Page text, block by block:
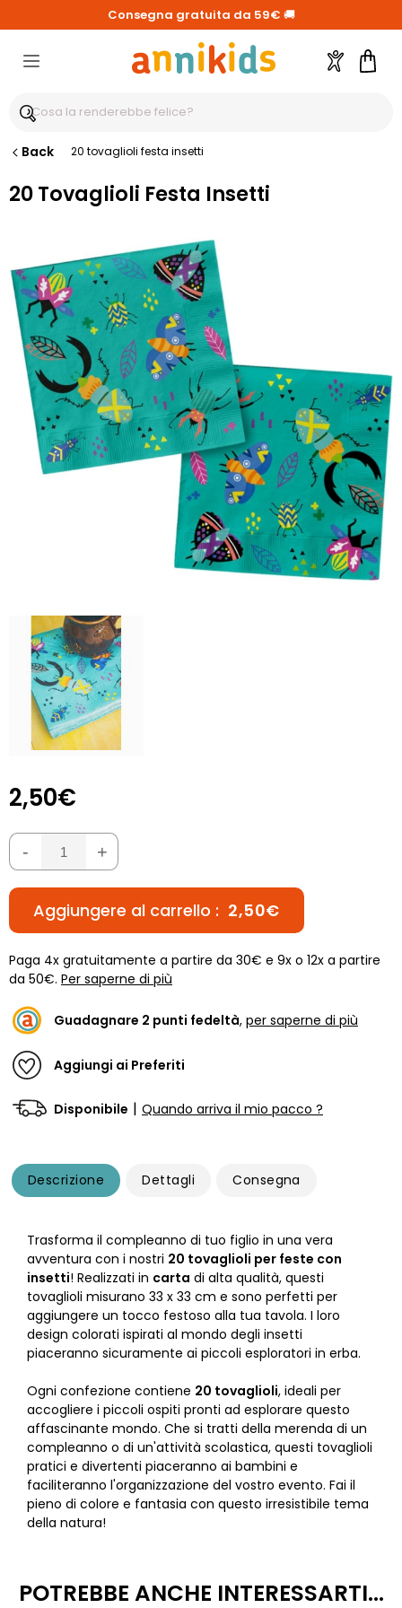
Consegna gratuita da 59€ 🚚
Account
Back 20 tovaglioli festa insetti
20 Tovaglioli Festa Insetti
2,50€
- +
Aggiungere al carrello : 2,50€
Paga 4x gratuitamente a partire da 30€ e 9x o 12x a partire
da 50€. Per saperne di più
Guadagnare 2 punti fedeltà, per saperne di più
Aggiungi ai Preferiti
Disponibile | Quando arriva il mio pacco ?
Descrizione Dettagli Consegna
Trasforma il compleanno di tuo figlio in una vera
avventura con i nostri 20 tovaglioli per feste con
insetti! Realizzati in carta di alta qualità, questi
tovaglioli misurano 33 x 33 cm e sono perfetti per
aggiungere un tocco festoso alla tua tavola. I loro
design colorati ispirati al mondo degli insetti
piaceranno sicuramente ai piccoli esploratori in erba.
Ogni confezione contiene 20 tovaglioli, ideali per
accogliere i piccoli ospiti pronti ad esplorare questo
affascinante mondo. Che si tratti della merenda di un
compleanno o di un'attività scolastica, questi tovaglioli
pratici e divertenti piaceranno ai bambini e
faciliteranno l'organizzazione del vostro evento. Fai il
pieno di colore e fantasia con questo irresistibile tema
della natura!
POTREBBE ANCHE INTERESSARTI...